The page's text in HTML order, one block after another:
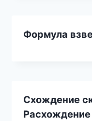
Формула
Схождение
Расхождение